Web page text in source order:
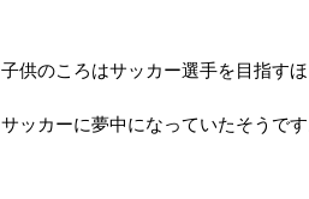
子供のころはサッカー選手を目指す
サッカーに夢中になっていたそうです